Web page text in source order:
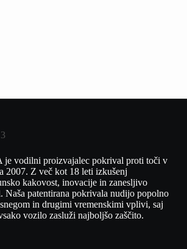
vodilni proizvajalec pokrival proti toči v
2007. Z več kot 18 leti izkušenj
kakovost, inovacije in zanesljivo
Naša patentirana pokrivala nudijo popolno
in drugimi vremenskimi vplivi, saj
vozilo zasluži najboljšo zaščito.